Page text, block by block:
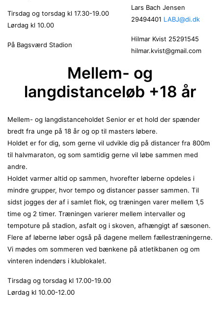
Tirsdag og torsdag kl 17.30-19.00
Lørdag kl 10.00
På Bagsværd Stadion
Lars Bach Jensen
29494401 LABJ@di.dk
Hilmar Kvist 25291545
hilmar.kvist@gmail.com
Mellem- og
langdistanceløb +18 år
Mellem- og langdistanceholdet Senior er et hold der spænder
bredt fra unge på 18 år og op til masters løbere.
Holdet er for dig, som gerne vil udvikle dig på distancer fra 800m
til halvmaraton, og som samtidig gerne vil løbe sammen med
andre.
Holdet varmer altid op sammen, hvorefter løberne opdeles i
mindre grupper, hvor tempo og distancer passer sammen. Til
sidst jogges der af i samlet flok, og træningen varer mellem 1,5
time og 2 timer. Træningen varierer mellem intervaller og
tempoture på stadion, asfalt og i skoven, afhængigt af sæsonen.
Flere af løberne løber også på dagene mellem fællestræningerne.
Vi mødes om sommeren ved bænkene på atletikbanen og om
vinteren indendørs i klublokalet.
Tirsdag og torsdag kl 17.00-19.00
Lørdag kl 10.00-12.00